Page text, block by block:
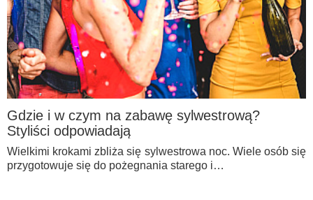
Gdzie i w czym na zabawę sylwestrową?
Styliści odpowiadają
Wielkimi krokami zbliża się sylwestrowa noc. Wiele osób się
przygotowuje się do pożegnania starego i…